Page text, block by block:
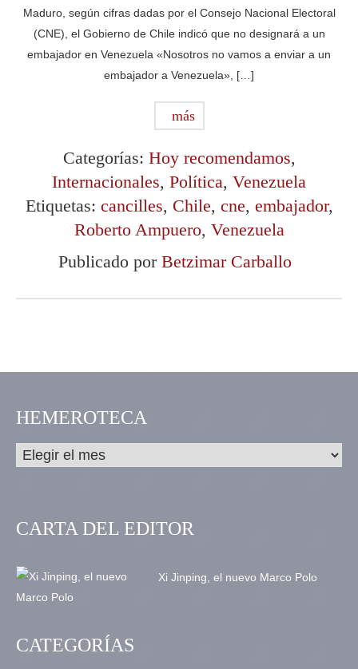
Maduro, según cifras dadas por el Consejo Nacional Electoral
(CNE), el Gobierno de Chile indicó que no designará a un
embajador en Venezuela «Nosotros no vamos a enviar a un
embajador a Venezuela», […]
más
Categorías: Hoy recomendamos,
Internacionales, Política, Venezuela
Etiquetas: cancilles, Chile, cne, embajador,
Roberto Ampuero, Venezuela
Publicado por Betzimar Carballo
HEMEROTECA
CARTA DEL EDITOR
Xi Jinping, el nuevo Marco Polo
CATEGORÍAS